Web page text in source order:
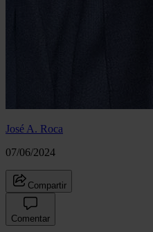
José A. Roca
07/06/2024
Compartir
Comentar